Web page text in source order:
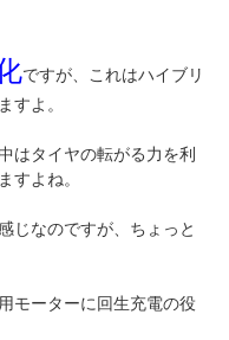
ですが、これはハイブリ
すよ。
はタイヤの転がる力を利
すよね。
じなのですが、ちょっと
モーターに回生充電の役